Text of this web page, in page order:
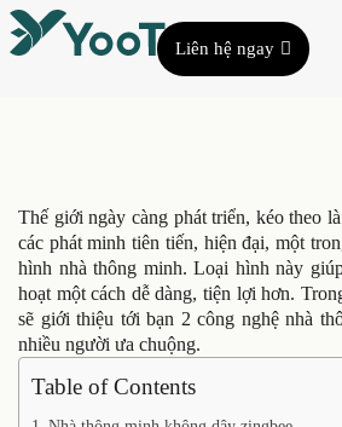
Liên hệ ngay
Thế giới ngày càng phát triển, kéo theo
các phát minh tiên tiến, hiện đại, một
hình nhà thông minh. Loại hình này
hoạt một cách dễ dàng, tiện lợi hơn.
sẽ giới thiệu tới bạn 2 công nghệ nhà
nhiều người ưa chuộng.
Table of Contents